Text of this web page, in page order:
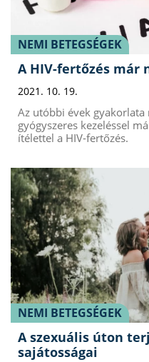
NEMI BETEGSÉGEK
A HIV-fertőzés már
2021. 10. 19.
Az utóbbi évek
gyógyszeres kezeléssel
ítélettel a HIV-fertőzés.
NEMI BETEGSÉGEK
A szexuális úton
sajátosságai